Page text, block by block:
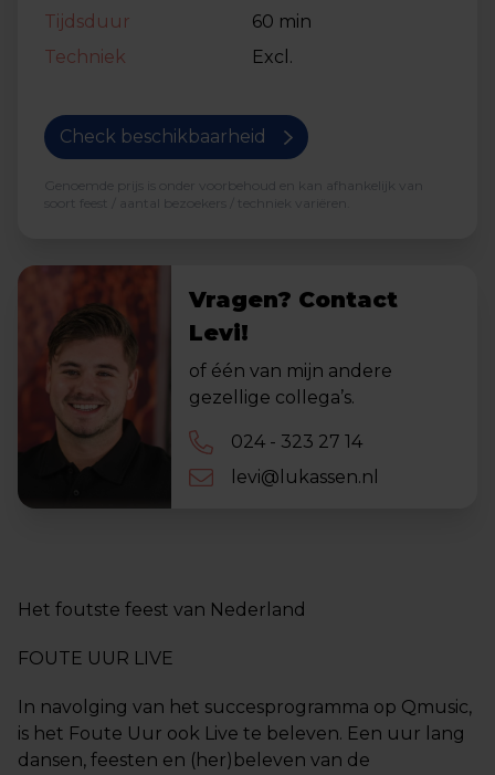
Tijdsduur
60 min
Techniek
Excl.
Check beschikbaarheid
Genoemde prijs is onder voorbehoud en kan afhankelijk van
soort feest / aantal bezoekers / techniek variëren.
Vragen? Contact
Levi!
of één van mijn andere
gezellige collega’s.
024 - 323 27 14
levi@lukassen.nl
Het foutste feest van Nederland
FOUTE UUR LIVE
In navolging van het succesprogramma op Qmusic,
is het Foute Uur ook Live te beleven. Een uur lang
dansen, feesten en (her)beleven van de